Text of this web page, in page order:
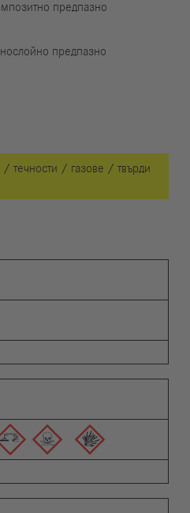
предпазно
предпазно
течности / газове / твърди